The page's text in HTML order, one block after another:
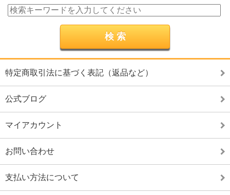
特定商取引法に基づく表記（返品など）
公式ブログ
マイアカウント
お問い合わせ
支払い方法について